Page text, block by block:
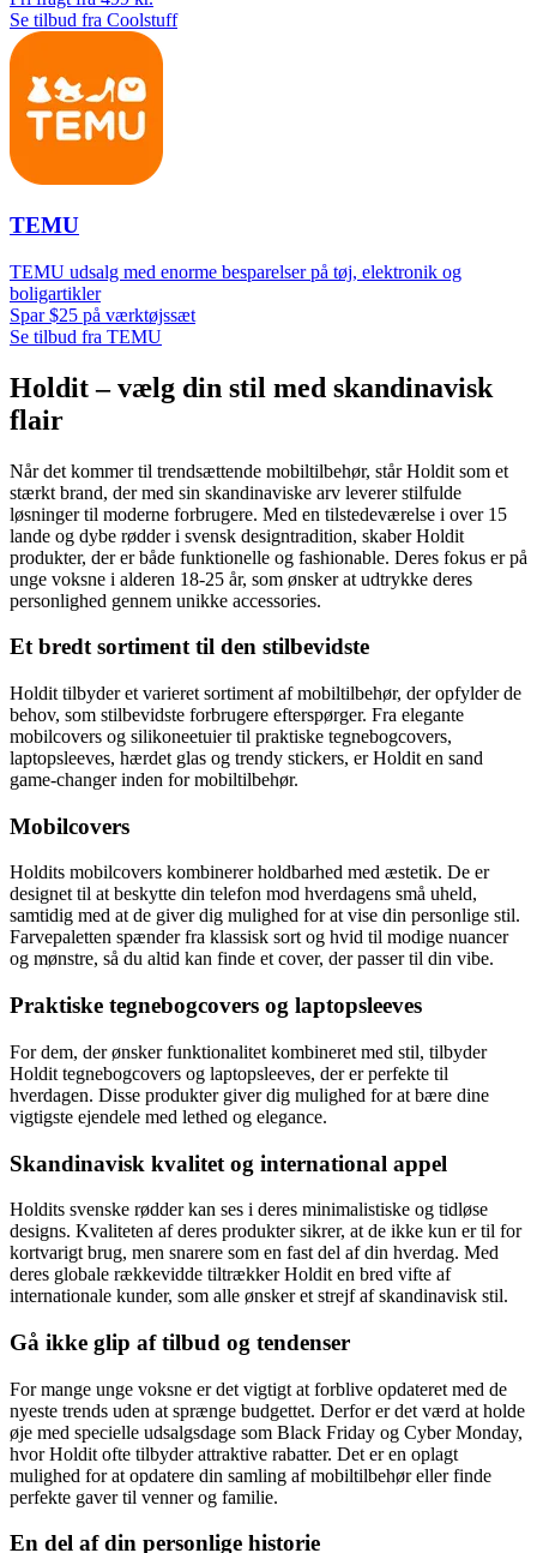
Se tilbud fra Coolstuff
TEMU
TEMU udsalg med enorme besparelser på tøj, elektronik og
boligartikler
Spar $25 på værktøjssæt
Se tilbud fra TEMU
Holdit – vælg din stil med skandinavisk
flair
Når det kommer til trendsættende mobiltilbehør, står Holdit som et
stærkt brand, der med sin skandinaviske arv leverer stilfulde
løsninger til moderne forbrugere. Med en tilstedeværelse i over 15
lande og dybe rødder i svensk designtradition, skaber Holdit
produkter, der er både funktionelle og fashionable. Deres fokus er på
unge voksne i alderen 18-25 år, som ønsker at udtrykke deres
personlighed gennem unikke accessories.
Et bredt sortiment til den stilbevidste
Holdit tilbyder et varieret sortiment af mobiltilbehør, der opfylder de
behov, som stilbevidste forbrugere efterspørger. Fra elegante
mobilcovers og silikoneetuier til praktiske tegnebogcovers,
laptopsleeves, hærdet glas og trendy stickers, er Holdit en sand
game-changer inden for mobiltilbehør.
Mobilcovers
Holdits mobilcovers kombinerer holdbarhed med æstetik. De er
designet til at beskytte din telefon mod hverdagens små uheld,
samtidig med at de giver dig mulighed for at vise din personlige stil.
Farvepaletten spænder fra klassisk sort og hvid til modige nuancer
og mønstre, så du altid kan finde et cover, der passer til din vibe.
Praktiske tegnebogcovers og laptopsleeves
For dem, der ønsker funktionalitet kombineret med stil, tilbyder
Holdit tegnebogcovers og laptopsleeves, der er perfekte til
hverdagen. Disse produkter giver dig mulighed for at bære dine
vigtigste ejendele med lethed og elegance.
Skandinavisk kvalitet og international appel
Holdits svenske rødder kan ses i deres minimalistiske og tidløse
designs. Kvaliteten af deres produkter sikrer, at de ikke kun er til for
kortvarigt brug, men snarere som en fast del af din hverdag. Med
deres globale rækkevidde tiltrækker Holdit en bred vifte af
internationale kunder, som alle ønsker et strejf af skandinavisk stil.
Gå ikke glip af tilbud og tendenser
For mange unge voksne er det vigtigt at forblive opdateret med de
nyeste trends uden at sprænge budgettet. Derfor er det værd at holde
øje med specielle udsalgsdage som Black Friday og Cyber Monday,
hvor Holdit ofte tilbyder attraktive rabatter. Det er en oplagt
mulighed for at opdatere din samling af mobiltilbehør eller finde
perfekte gaver til venner og familie.
En del af din personlige historie